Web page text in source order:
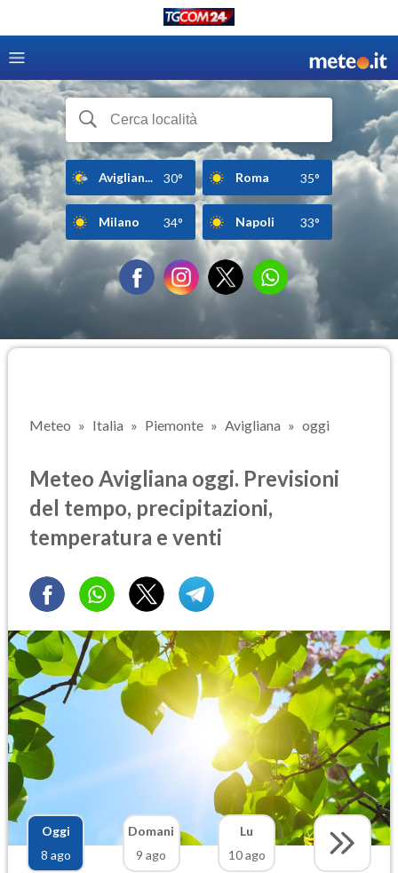
Aviglian... 30° Roma 35°
Milano 34° Napoli 33°
Meteo Italia Piemonte Avigliana oggi
Meteo Avigliana oggi. Previsioni
del tempo, precipitazioni,
temperatura e venti
Oggi
8 ago
Domani
9 ago
Lu
10 ago